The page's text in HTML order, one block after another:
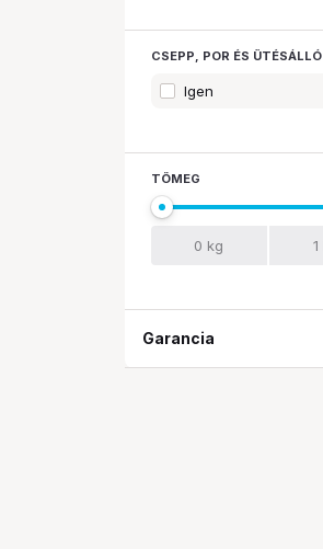
CSEPP, POR ÉS ÜTÉSÁLLÓ
Igen
TÖMEG
Garancia